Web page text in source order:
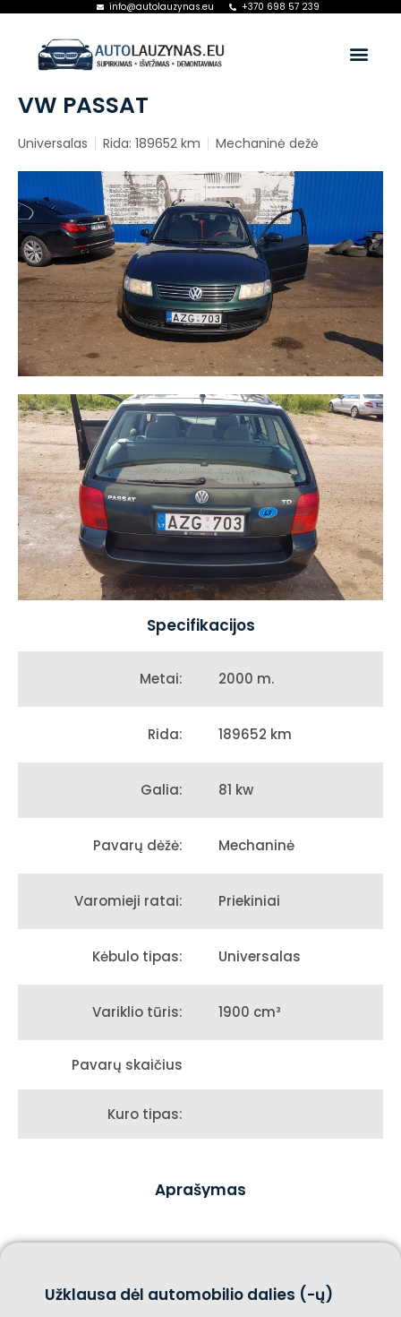
info@autolauzynas.eu +370 698 57 239
VW PASSAT
Universalas Rida: 189652 km Mechaninė dežė
Specifikacijos
Metai: 2000 m.
Rida: 189652 km
Galia: 81 kw
Pavarų dėžė: Mechaninė
Varomieji ratai: Priekiniai
Kėbulo tipas: Universalas
Variklio tūris: 1900 cm³
Pavarų skaičius
Kuro tipas:
Aprašymas
Užklausa dėl automobilio dalies (-ų)